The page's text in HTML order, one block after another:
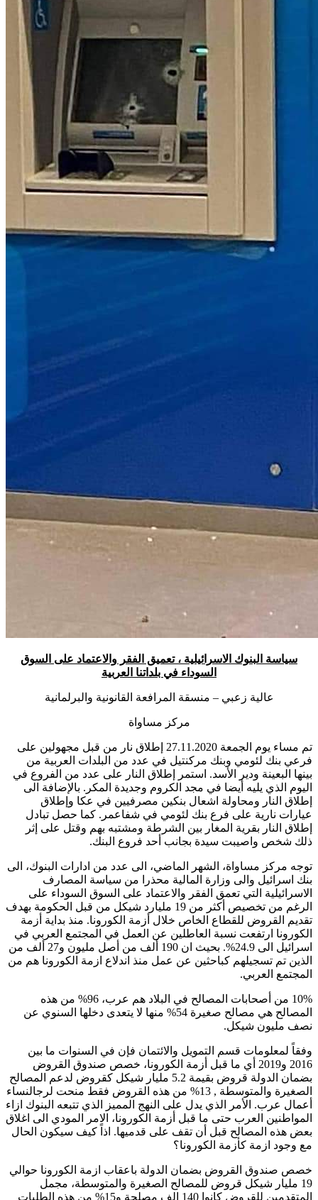
سياسة البنوك الاسرائيلية ، تعميق الفقر والاعتماد على السوق
السوداء في بلداتنا العربية
عالية زعبي – منسقة المرافعة القانونية والبرلمانية
مركز مساواة
تم مساء يوم الجمعة 27.11.2020 إطلاق نار من قبل مجهولين على
فرعي بنك لئومي وبنك مركنتيل في عدد من البلدات العربية من
بينها البعينة ودير الأسد. استمر إطلاق النار على عدد من الفروع في
اليوم الذي يليه أيضا في مجد الكروم وجديدة المكر. بالإضافة الى
إطلاق النار ومحاولة اشعال بنكين مصرفيين في عكا وإطلاق
عيارات نارية على فرع بنك لئومي في شفاعمر. كما حصل تبادل
إطلاق النار بقرية المغار بين الشرطة ومشتبه بهم وقتل على إثر
ذلك شخص واصيبت سيدة بجانب أحد فروع البنك.
توجه مركز مساواة، الشهر الماضي، الى عدد من ادارات البنوك، الى
بنك اسرائيل والى وزارة المالية محذرا من سياسة المصارف
الاسرائيلية التي تعمق الفقر والاعتماد على السوق السوداء على
الرغم من تخصيص أكثر من 19 مليارد شيكل من قبل الحكومة بهدف
تقديم القروض للقطاع الخاص خلال أزمة الكورونا. منذ بداية أزمة
الكورونا ارتفعت نسبة العاطلين عن العمل في المجتمع العربي في
اسرائيل الى 24.9%. بحيث ان 190 ألف من أصل مليون و27 ألف من
الذين تم تسجيلهم كباحثين عن عمل منذ اندلاع ازمة الكورونا هم من
المجتمع العربي.
10% من أصحابات المصالح في البلاد هم عرب، 96% من هذه
المصالح هي مصالح صغيرة 54% منها لا يتعدى دخلها السنوي عن
نصف مليون شيكل.
وفقاً لمعلومات قسم التمويل والائتمان فإن في السنوات ما بين
2016 و2019 أي ما قبل أزمة الكورونا، خصص صندوق القروض
بضمان الدولة قروض بقيمة 5.2 مليار شيكل كقروض لدعم المصالح
الصغيرة والمتوسطة , 13% من هذه القروض فقط منحت لرجالنساء
أعمال عرب. الأمر الذي يدل على النهج المميز الذي تتبعه البنوك ازاء
المواطنين العرب حتى ما قبل أزمة الكورونا، الامر المودي الى اغلاق
بعض هذه المصالح قبل أن تقف على قدميها. اذاً كيف سيكون الحال
مع وجود ازمة كأزمة الكورونا؟
خصص صندوق القروض بضمان الدولة باعقاب ازمة الكورونا حوالي
19 مليار شيكل قروض للمصالح الصغيرة والمتوسطة، مجمل
المتقدمين للقروض كانوا 140 الف مصلحة و15% من هذه الطلبات